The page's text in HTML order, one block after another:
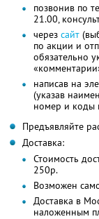
позвонив по
21.00,
через сайт
по акции и
обязательно
написав на
(указав
номер и коды
Предъявляйте
Доставка:
Стоимость
250р.
Возможен
Доставка в
наложенным